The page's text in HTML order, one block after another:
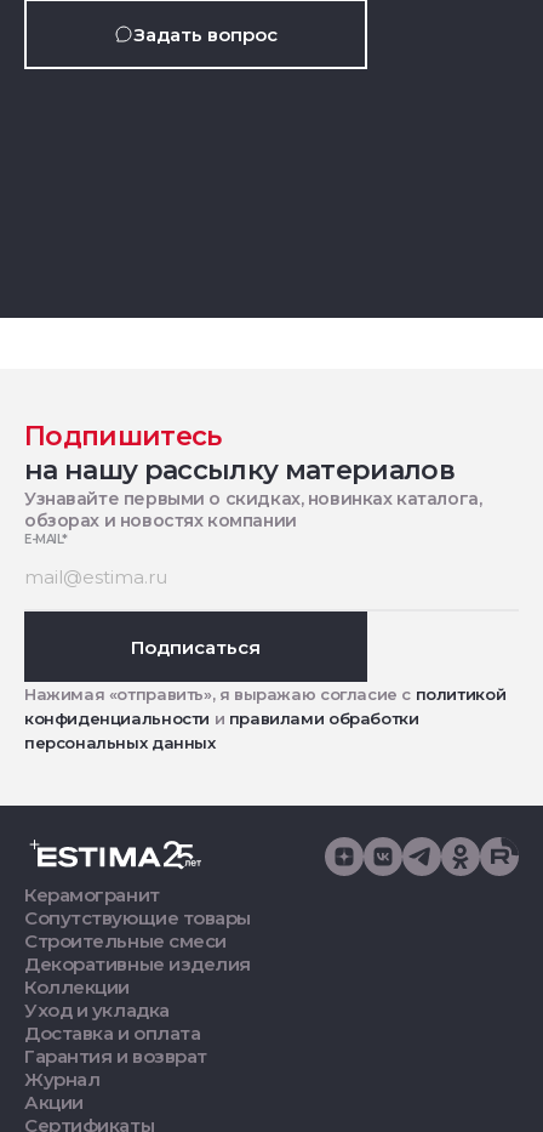
Задать вопрос
Подпишитесь
на нашу рассылку материалов
Узнавайте первыми о скидках, новинках каталога,
обзорах и новостях компании
E-MAIL*
Подписаться
Нажимая «отправить», я выражаю согласие с политикой
конфиденциальности и правилами обработки
персональных данных
Керамогранит
Сопутствующие товары
Строительные смеси
Декоративные изделия
Коллекции
Уход и укладка
Доставка и оплата
Гарантия и возврат
Журнал
Акции
Сертификаты